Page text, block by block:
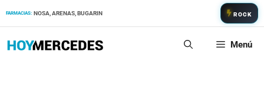
FARMACIAS: NOSA, ARENAS, BUGARIN ROCK
Menú